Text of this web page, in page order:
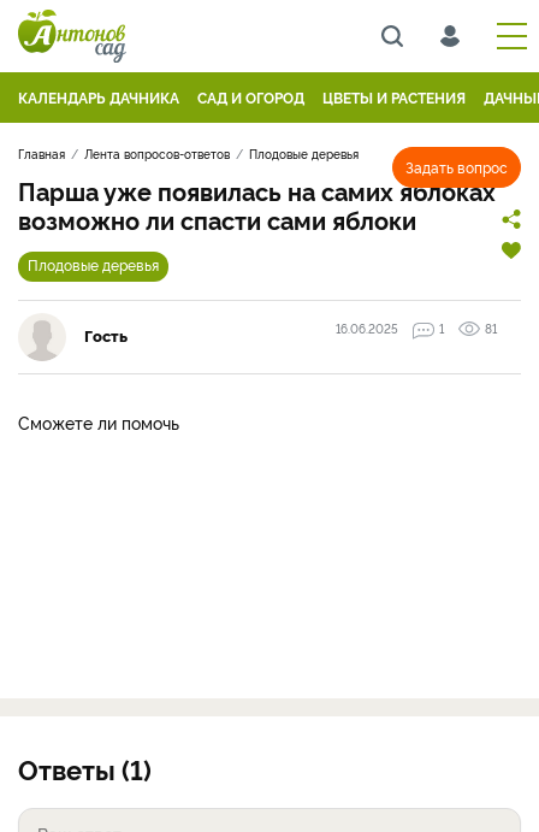
КАЛЕНДАРЬ ДАЧНИКА САД И ОГОРОД ЦВЕТЫ И РАСТЕНИЯ
Задать вопрос
Главная Лента вопросов-ответов Плодовые деревья
Парша уже появилась на самих яблоках
возможно ли спасти сами яблоки
Плодовые деревья
Гость 16.06.2025 1 81
Сможете ли помочь
Ответы (1)